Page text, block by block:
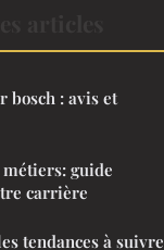
bosch : avis et
guide
carrière
tendances à suivre